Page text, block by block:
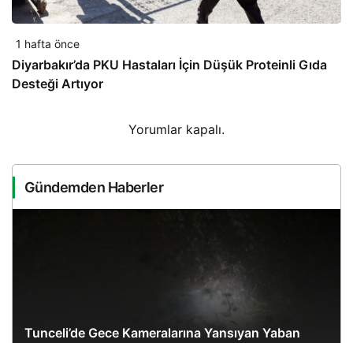
1 hafta önce
Diyarbakır’da PKU Hastaları İçin Düşük Proteinli Gıda
Desteği Artıyor
Yorumlar kapalı.
Gündemden Haberler
Tunceli’de Gece Kameralarına Yansıyan Yaban